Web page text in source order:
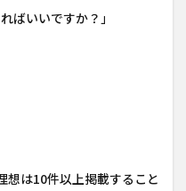
ばいいですか？」
想は10件以上掲載すること